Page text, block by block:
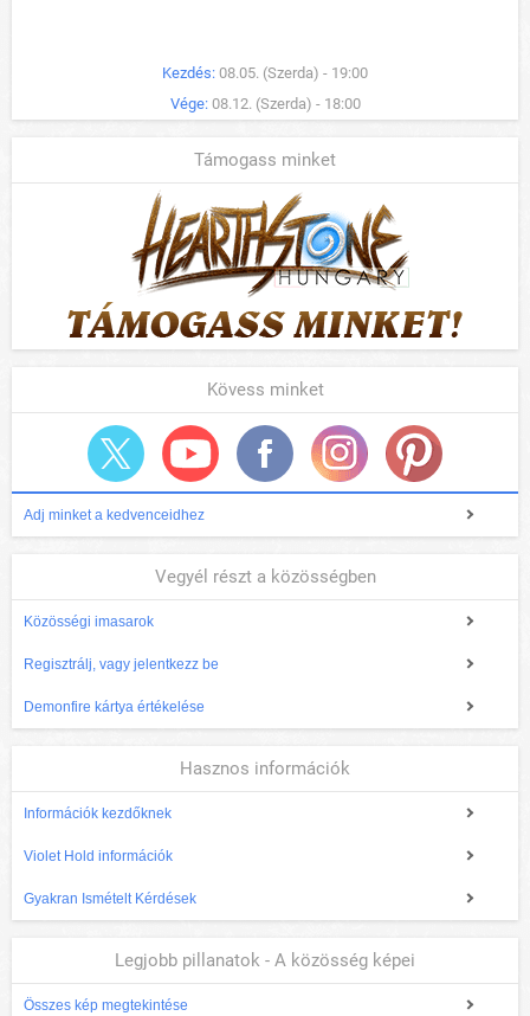
Kezdés: 08.05. (Szerda) - 19:00
Vége: 08.12. (Szerda) - 18:00
Támogass minket
Kövess minket
Adj minket a kedvenceidhez
Vegyél részt a közösségben
Közösségi imasarok
Regisztrálj, vagy jelentkezz be
Demonfire kártya értékelése
Hasznos információk
Információk kezdőknek
Violet Hold információk
Gyakran Ismételt Kérdések
Legjobb pillanatok - A közösség képei
Összes kép megtekintése